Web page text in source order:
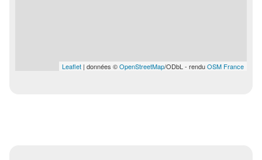
Leaflet | données ©OpenStreetMap/ODbL - renduOSM France